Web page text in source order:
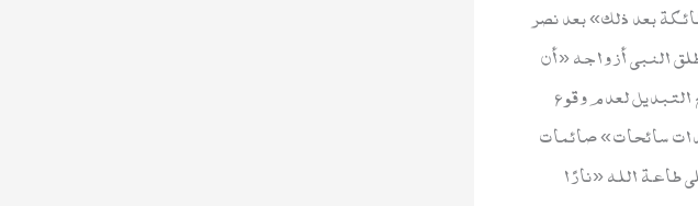
بعد ذلك» بعد نصر
ربه إن طلقكن» أي طلق النبي أزواجه «أن
لعدم وقوع
سائحات» صائمات
على طاعة الله «نارًا